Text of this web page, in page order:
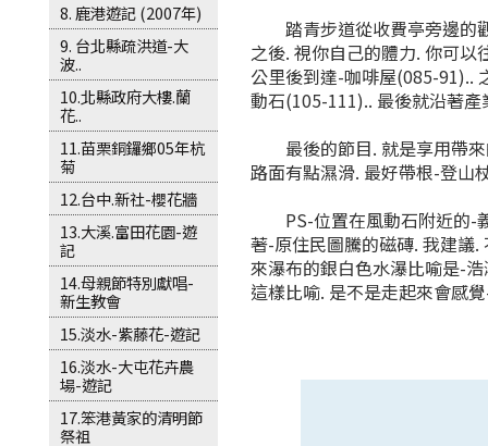
8. 鹿港遊記 (2007年)
9. 台北縣疏洪道-大
波..
10.北縣政府大樓.蘭
花..
11.苗栗銅鑼鄉05年杭
菊
12.台中.新社-櫻花牆
13.大溪.富田花園-遊
記
14.母親節特別獻唱-
新生教會
15.淡水-紫藤花-遊記
16.淡水-大屯花卉農
場-遊記
17.笨港黃家的清明節
祭祖
踏青步道從收費亭旁邊的觀
之後. 視你自己的體力. 你可
公里後到達-咖啡屋(085-91)..
動石(105-111).. 最後就沿著
最後的節目. 就是享用帶來
路面有點濕滑. 最好帶根-登山
PS-位置在風動石附近的-義
著-原住民圖騰的磁磚. 我建議
來瀑布的銀白色水瀑比喻是-
這樣比喻. 是不是走起來會感